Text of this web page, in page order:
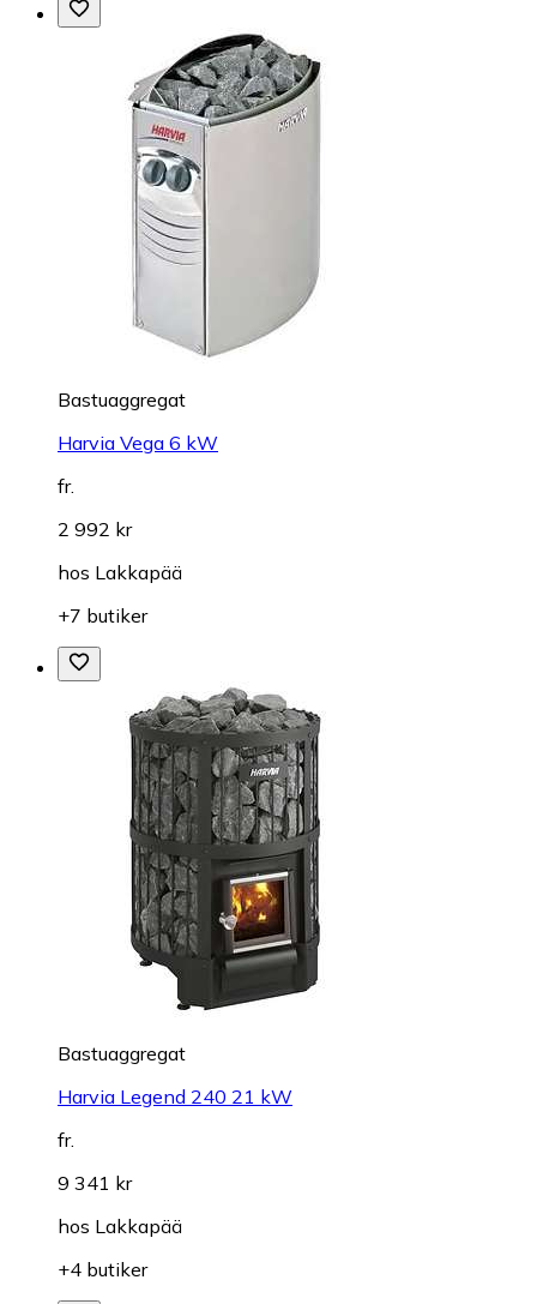
Bastuaggregat
Harvia Vega 6 kW
fr.
2 992 kr
hos Lakkapää
+7 butiker
Bastuaggregat
Harvia Legend 240 21 kW
fr.
9 341 kr
hos Lakkapää
+4 butiker